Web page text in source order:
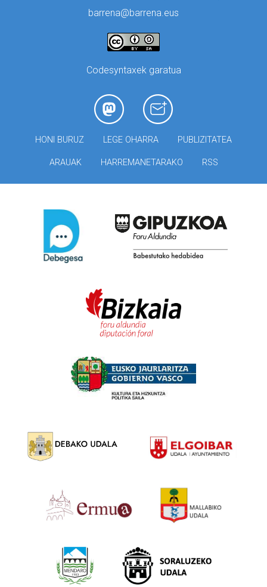
barrena@barrena.eus
Codesyntaxek garatua
HONI BURUZ LEGE OHARRA PUBLIZITATEA
ARAUAK HARREMANETARAKO RSS